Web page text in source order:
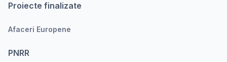
Proiecte finalizate
Afaceri Europene
PNRR